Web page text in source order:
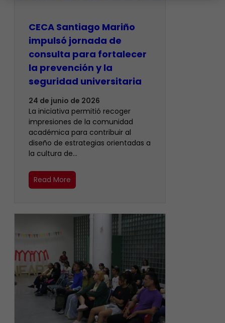
CECA Santiago Mariño
impulsó jornada de
consulta para fortalecer
la prevención y la
seguridad universitaria
24 de junio de 2026
La iniciativa permitió recoger
impresiones de la comunidad
académica para contribuir al
diseño de estrategias orientadas a
la cultura de…
Read More